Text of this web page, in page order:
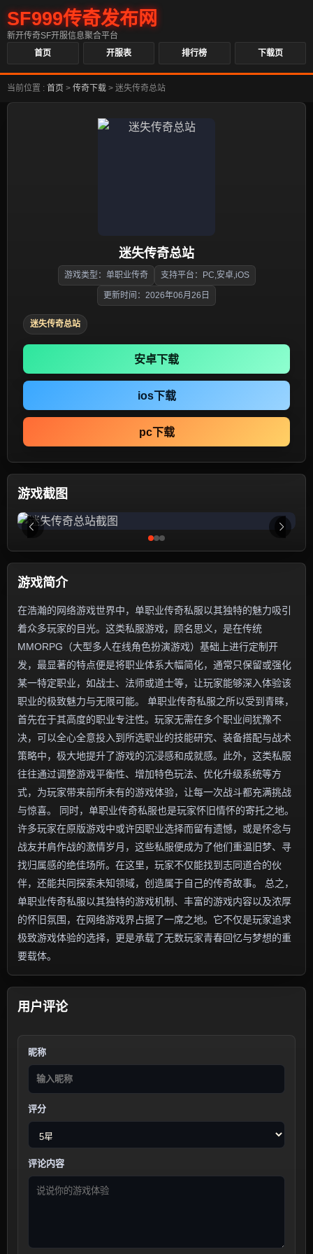
SF999传奇发布网
新开传奇SF开服信息聚合平台
首页
开服表 排行榜 下载页
当前位置 : 首页 > 传奇下载 > 迷失传奇总站
迷失传奇总站
游戏类型：单职业传奇 支持平台：PC,安卓,iOS
更新时间：2026年06月26日
迷失传奇总站
安卓下载
ios下载
pc下载
游戏截图
游戏简介
在浩瀚的网络游戏世界中，单职业传奇私服以其独特的魅力吸引
着众多玩家的目光。这类私服游戏，顾名思义，是在传统
MMORPG（大型多人在线角色扮演游戏）基础上进行定制开
发，最显著的特点便是将职业体系大幅简化，通常只保留或强化
某一特定职业，如战士、法师或道士等，让玩家能够深入体验该
职业的极致魅力与无限可能。 单职业传奇私服之所以受到青睐，
首先在于其高度的职业专注性。玩家无需在多个职业间犹豫不
决，可以全心全意投入到所选职业的技能研究、装备搭配与战术
策略中，极大地提升了游戏的沉浸感和成就感。此外，这类私服
往往通过调整游戏平衡性、增加特色玩法、优化升级系统等方
式，为玩家带来前所未有的游戏体验，让每一次战斗都充满挑战
与惊喜。 同时，单职业传奇私服也是玩家怀旧情怀的寄托之地。
许多玩家在原版游戏中或许因职业选择而留有遗憾，或是怀念与
战友并肩作战的激情岁月，这些私服便成为了他们重温旧梦、寻
找归属感的绝佳场所。在这里，玩家不仅能找到志同道合的伙
伴，还能共同探索未知领域，创造属于自己的传奇故事。 总之，
单职业传奇私服以其独特的游戏机制、丰富的游戏内容以及浓厚
的怀旧氛围，在网络游戏界占据了一席之地。它不仅是玩家追求
极致游戏体验的选择，更是承载了无数玩家青春回忆与梦想的重
要载体。
用户评论
昵称
评分
评论内容